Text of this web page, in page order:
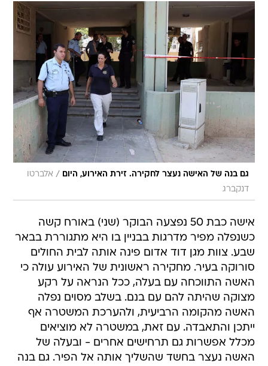
גם בנה של האישה נעצר לחקירה. זירת האירוע, היום / אלברטו
דנקברג
אישה כבת 50 נפצעה הבוקר (שני) באורח קשה
כשנפלה מפיר מדרגות בבניין בו היא מתגוררת בבאר
שבע. צוות מגן דוד אדום פינה אותה לבית החולים
סורוקה בעיר. מחקירה ראשונית של האירוע עולה כי
האשה התווכחה עם בעלה, ככל הנראה על רקע
מצוקה שהיתה להם עם בנם. בשלב מסוים נפלה
האשה מהקומה הרביעית, ולהערכת המשטרה אף
ייתכן והתאבדה. עם זאת, במשטרה לא מוציאים
מכלל אפשרות גם תרחישים אחרים - ובעלה של
האשה נעצר בחשד שהשליך אותה אל הפיר. גם בנה